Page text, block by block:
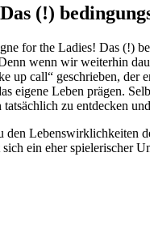
(!)
for the Ladies! Das (!)
wenn wir weiterhin
up call“ geschrieben, der
Leben prägen.
zu entdecken
Lebenswirklichkeiten
ein eher spielerischer